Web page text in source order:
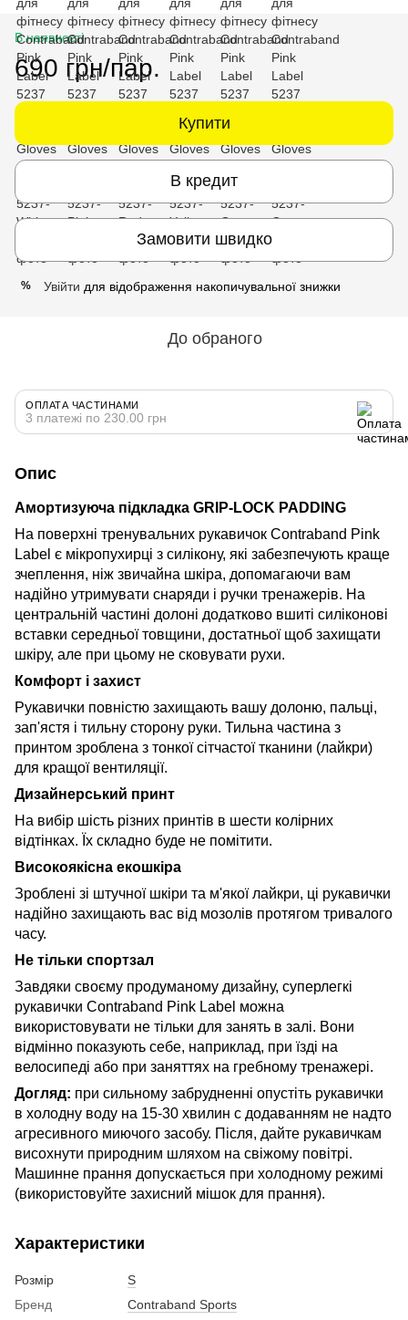
В наявності
690 грн/пар.
Купити
В кредит
Замовити швидко
% Увійти для відображення накопичувальної знижки
До обраного
ОПЛАТА ЧАСТИНАМИ
3 платежі по 230.00 грн
Опис
Амортизуюча підкладка GRIP-LOCK PADDING
На поверхні тренувальних рукавичок Contraband Pink
Label є мікропухирці з силікону, які забезпечують краще
зчеплення, ніж звичайна шкіра, допомагаючи вам
надійно утримувати снаряди і ручки тренажерів. На
центральній частині долоні додатково вшиті силіконові
вставки середньої товщини, достатньої щоб захищати
шкіру, але при цьому не сковувати рухи.
Комфорт і захист
Рукавички повністю захищають вашу долоню, пальці,
зап'ястя і тильну сторону руки. Тильна частина з
принтом зроблена з тонкої сітчастої тканини (лайкри)
для кращої вентиляції.
Дизайнерський принт
На вибір шість різних принтів в шести колірних
відтінках. Їх складно буде не помітити.
Високоякісна екошкіра
Зроблені зі штучної шкіри та м'якої лайкри, ці рукавички
надійно захищають вас від мозолів протягом тривалого
часу.
Не тільки спортзал
Завдяки своєму продуманому дизайну, суперлегкі
рукавички Contraband Pink Label можна
використовувати не тільки для занять в залі. Вони
відмінно показують себе, наприклад, при їзді на
велосипеді або при заняттях на гребному тренажері.
Догляд: при сильному забрудненні опустіть рукавички
в холодну воду на 15-30 хвилин c додаванням не надто
агресивного миючого засобу. Після, дайте рукавичкам
висохнути природним шляхом на свіжому повітрі.
Машинне прання допускається при холодному режимі
(використовуйте захисний мішок для прання).
Характеристики
Розмір
S
Бренд
Contraband Sports